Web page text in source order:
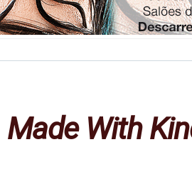
Made With